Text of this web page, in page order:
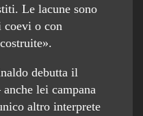
Le lacune sono
coevi o con
debutta il
lei campana
altro interprete